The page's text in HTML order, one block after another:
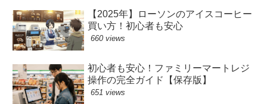
【2025年】ローソンのアイスコーヒー
買い方！初心者も安心
660 views
初心者も安心！ファミリーマートレジ
操作の完全ガイド【保存版】
651 views